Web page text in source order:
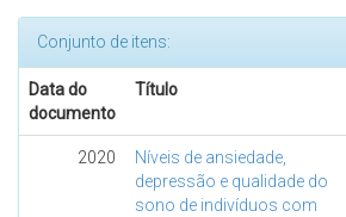
Conjunto de itens:
Data do
documento
Título
2020
Níveis de ansiedade,
depressão e qualidade do
sono de indivíduos com